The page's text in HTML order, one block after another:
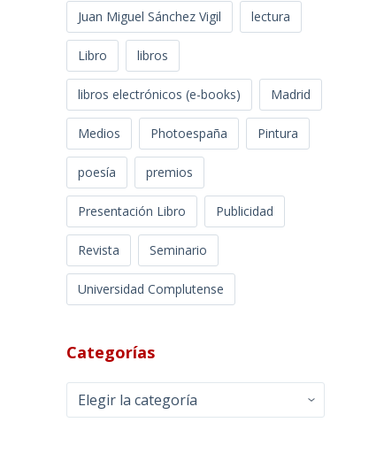
Juan Miguel Sánchez Vigil lectura
Libro libros
libros electrónicos (e-books) Madrid
Medios Photoespaña Pintura
poesía premios
Presentación Libro Publicidad
Revista Seminario
Universidad Complutense
Categorías
Categorías